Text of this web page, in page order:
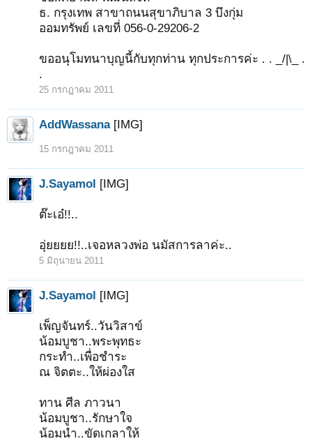
ธ. กรุงเทพ สาขาถนนสุขาภิบาล 3 บึงกุ่ม
ออมทรัพย์ เลขที่ 056-0-29206-2
ขออนุโมทนาบุญนี้กับทุกท่าน ทุกประการค่ะ . . _/|\_ .
.
25 กรกฎาคม 2011
AddWassana [IMG]
15 กรกฎาคม 2011
J.Sayamol [IMG]
ต๊ะเอ๋!!..
อุ่ยยยย!!..เจอหลวงพ่อ นมัสการลาค่ะ..
5 มิถุนายน 2011
J.Sayamol [IMG]
เพ็ญจันทร์..วันวิสาข์
น้อมบูชา..พระพุทธะ
กระทำ..เพื่อชำระ
ณ จิตตะ..ให้ผ่องใส
ทาน ศีล ภาวนา
น้อมบูชา..รักษาใจ
น้อมนำ..ขัดเกลาให้
3